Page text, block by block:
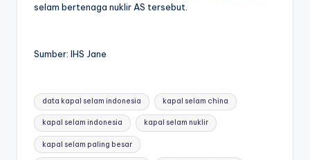
selam bertenaga nuklir AS tersebut.
Sumber: IHS Jane
Tags:
data kapal selam indonesia kapal selam china
kapal selam indonesia kapal selam nuklir
kapal selam paling besar